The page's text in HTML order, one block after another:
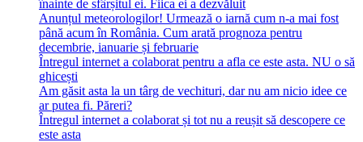
înainte de sfârșitul ei. Fiica ei a dezvăluit
Anunțul meteorologilor! Urmează o iarnă cum n-a mai fost
până acum în România. Cum arată prognoza pentru
decembrie, ianuarie și februarie
Întregul internet a colaborat pentru a afla ce este asta. NU o să
ghicești
Am găsit asta la un târg de vechituri, dar nu am nicio idee ce
ar putea fi. Păreri?
Întregul internet a colaborat și tot nu a reușit să descopere ce
este asta